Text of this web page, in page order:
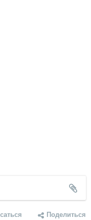
Поделиться